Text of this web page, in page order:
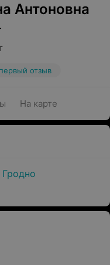
Антоновна
отзыв
На карте